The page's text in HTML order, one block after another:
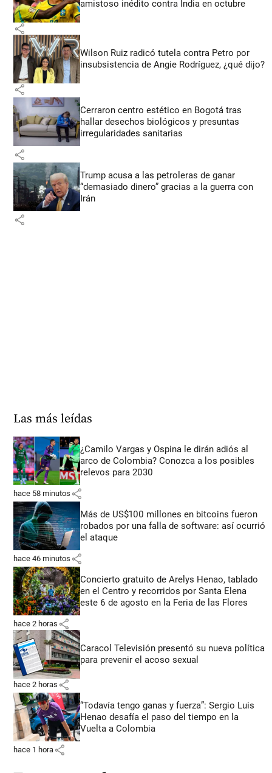
amistoso inédito contra India en octubre
share
Wilson Ruiz radicó tutela contra Petro por
insubsistencia de Angie Rodríguez, ¿qué dijo?
share
Cerraron centro estético en Bogotá tras
hallar desechos biológicos y presuntas
irregularidades sanitarias
share
Trump acusa a las petroleras de ganar
“demasiado dinero” gracias a la guerra con
Irán
share
Las más leídas
¿Camilo Vargas y Ospina le dirán adiós al
arco de Colombia? Conozca a los posibles
relevos para 2030
hace 58 minutos share
Más de US$100 millones en bitcoins fueron
robados por una falla de software: así ocurrió
el ataque
hace 46 minutos share
Concierto gratuito de Arelys Henao, tablado
en el Centro y recorridos por Santa Elena
este 6 de agosto en la Feria de las Flores
hace 2 horas share
Caracol Televisión presentó su nueva política
para prevenir el acoso sexual
hace 2 horas share
“Todavía tengo ganas y fuerza”: Sergio Luis
Henao desafía el paso del tiempo en la
Vuelta a Colombia
hace 1 hora share